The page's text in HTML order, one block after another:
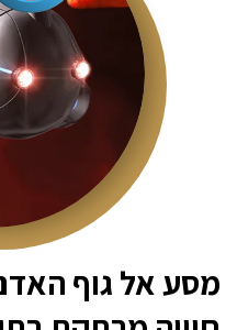
מסע אל גוף